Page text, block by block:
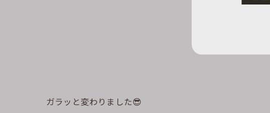
ガラッと変わりました😎